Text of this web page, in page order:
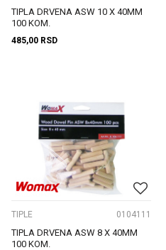
TIPLA DRVENA ASW 10 X 40MM
100 KOM.
485,00 RSD
TIPLE 0104111
TIPLA DRVENA ASW 8 X 40MM
100 KOM.